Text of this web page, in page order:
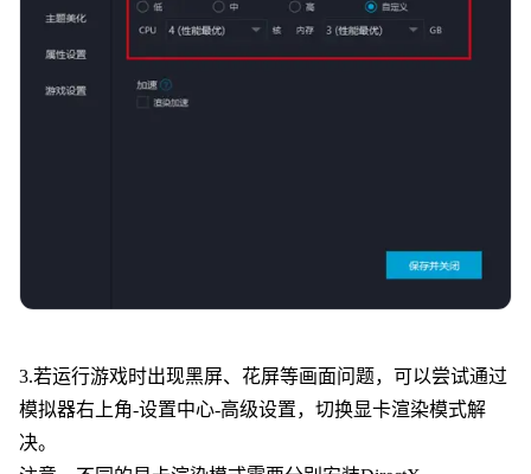
3.若运行游戏时出现黑屏、花屏等画面问题，可以尝试通过
模拟器右上角-设置中心-高级设置，切换显卡渲染模式解
决。